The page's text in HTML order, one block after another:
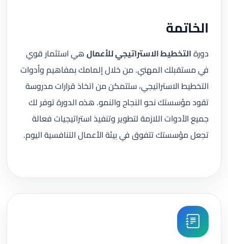
الخاتمة
دورةالتخطيط الاستراتيجي للأعمالهي استثمار قوي
في مستقبلك المهني. من خلال إلمامك بمفاهيم وأدوات
التخطيط الاستراتيجي، ستتمكن من اتخاذ قرارات مدروسة
تقود مؤسستك نحو النجاح والنمو. هذه الدورة توفر لك
جميع الأدوات اللازمة لتطوير وتنفيذ استراتيجيات فعالة
تجعل مؤسستك تتفوق في بيئة الأعمال التنافسية اليوم.